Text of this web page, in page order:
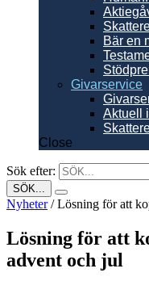
Bär en
Givarservice
Aktuell
Close
Sök efter:
Nyheter/Lösning för att
Lösning för att
advent och jul